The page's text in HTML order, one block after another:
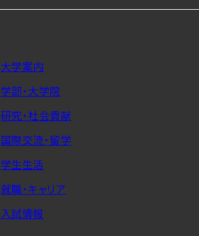
大学案内
学部・大学院
研究・社会貢献
国際交流・留学
学生生活
就職・キャリア
入試情報